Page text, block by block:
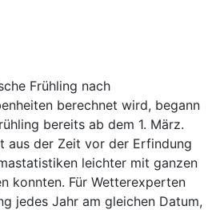
Frühling nach
berechnet wird, begann
bereits ab dem 1. März.
aus der Zeit vor der Erfindung
leichter mit ganzen
konnten. Für Wetterexperten
jedes Jahr am gleichen Datum,